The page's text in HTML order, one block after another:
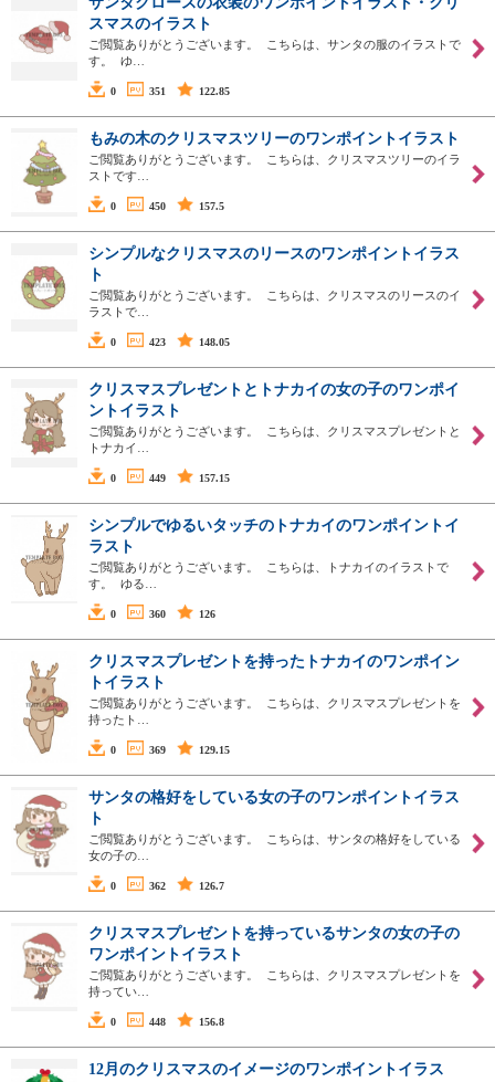
スマスのイラスト
ご閲覧ありがとうございます。 こちらは、サンタの服のイラストで
す。 ゆ…
0 351 122.85
もみの木のクリスマスツリーのワンポイントイラスト
ご閲覧ありがとうございます。 こちらは、クリスマスツリーのイラ
ストです…
0 450 157.5
シンプルなクリスマスのリースのワンポイントイラス
ト
ご閲覧ありがとうございます。 こちらは、クリスマスのリースのイ
ラストで…
0 423 148.05
クリスマスプレゼントとトナカイの女の子のワンポイ
ントイラスト
ご閲覧ありがとうございます。 こちらは、クリスマスプレゼントと
トナカイ…
0 449 157.15
シンプルでゆるいタッチのトナカイのワンポイントイ
ラスト
ご閲覧ありがとうございます。 こちらは、トナカイのイラストで
す。 ゆる…
0 360 126
クリスマスプレゼントを持ったトナカイのワンポイン
トイラスト
ご閲覧ありがとうございます。 こちらは、クリスマスプレゼントを
持ったト…
0 369 129.15
サンタの格好をしている女の子のワンポイントイラス
ト
ご閲覧ありがとうございます。 こちらは、サンタの格好をしている
女の子の…
0 362 126.7
クリスマスプレゼントを持っているサンタの女の子の
ワンポイントイラスト
ご閲覧ありがとうございます。 こちらは、クリスマスプレゼントを
持ってい…
0 448 156.8
12月のクリスマスのイメージのワンポイントイラス